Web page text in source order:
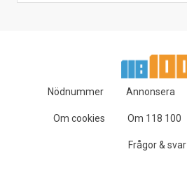
Nödnummer Annonsera
Om cookies Om 118 100
Frågor & svar